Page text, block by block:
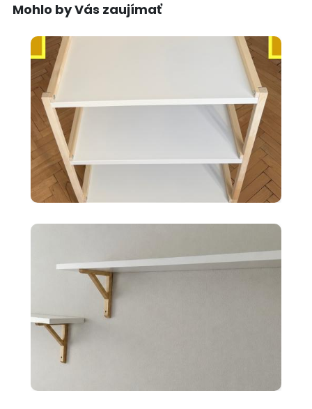
Mohlo by Vás zaujímať
policový diel BI